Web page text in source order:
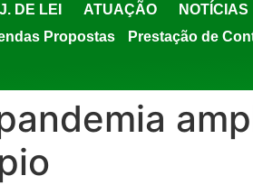
DE LEI ATUAÇÃO NOTÍCIAS
Propostas Prestação de